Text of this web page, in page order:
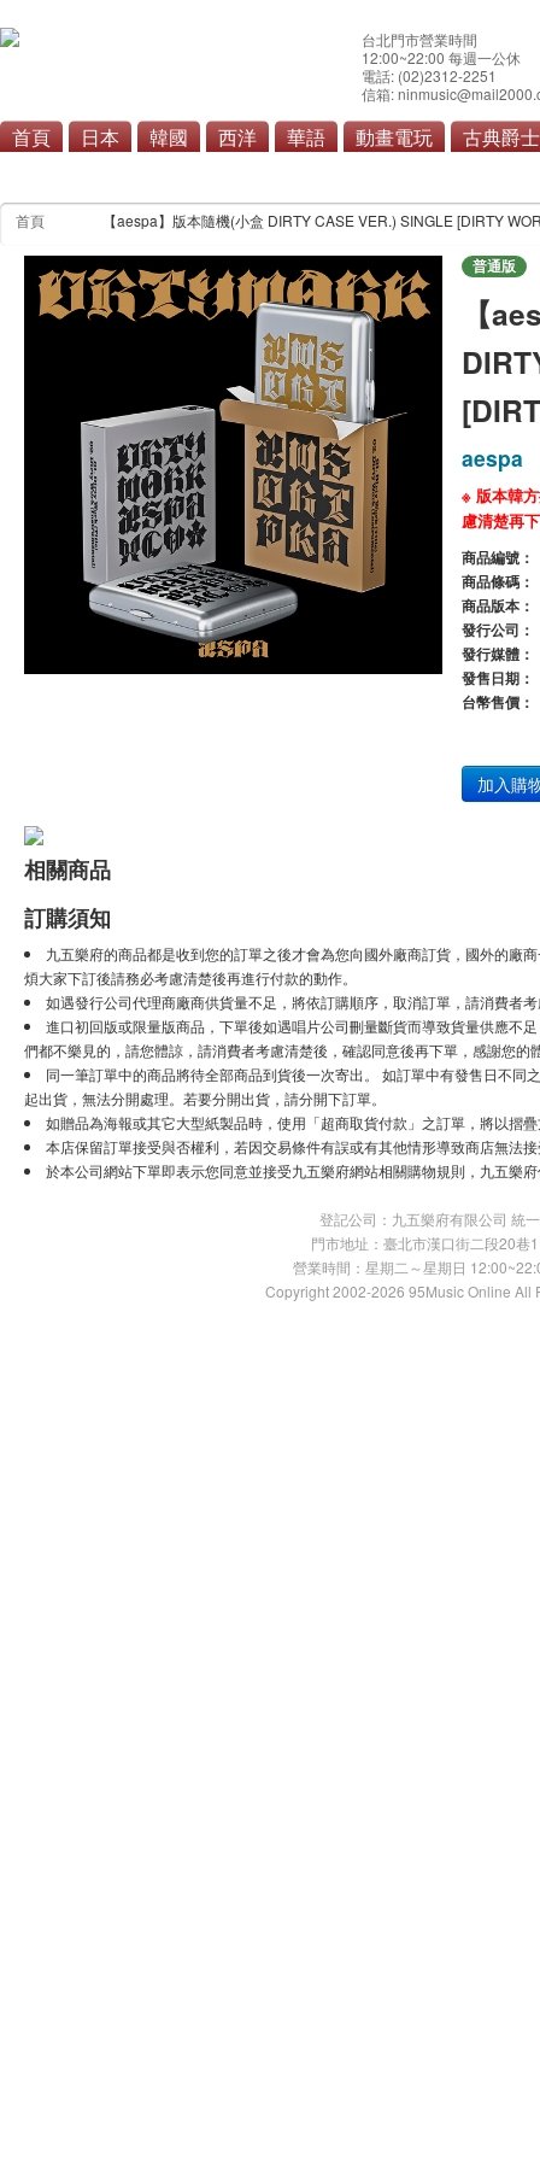
台北門市營業時間
12:00~22:00 每週一公休
電話: (02)2312-2251
信箱:
首頁 日本 韓國 西洋 華語 動畫電玩 古典爵士
首頁 【aespa】版本隨機(小盒 DIRTY CASE VER.) SINGLE [DIRTY
普通版
【
aespa
※ 版本韓
慮清楚再
商品編號：
商品條碼：
商品版本：
發行公司：
發行媒體：
發售日期：
台幣售價：
加入購
相關商品
訂購須知
九五樂府的商品都是收到您的訂單之後才會為您向國外廠商訂貨，國外的廠
煩大家下訂後請務必考慮清楚後再進行付款的動作。
如遇發行公司代理商廠商供貨量不足，將依訂購順序，取消訂單，請消費者
進口初回版或限量版商品，下單後如遇唱片公司刪量斷貨而導致貨量供應不
們都不樂見的，請您體諒，請消費者考慮清楚後，確認同意後再下單，感謝您的
同一筆訂單中的商品將待全部商品到貨後一次寄出。 如訂單中有發售日不同
起出貨，無法分開處理。若要分開出貨，請分開下訂單。
如贈品為海報或其它大型紙製品時，使用「超商取貨付款」之訂單，將以摺
本店保留訂單接受與否權利，若因交易條件有誤或有其他情形導致商店無法
於本公司網站下單即表示您同意並接受九五樂府網站相關購物規則，九五樂
登記公司：九五樂府有限公司 統
門市地址：臺北市漢口街二段20
營業時間：星期二～星期日
Copyright 2002-2026 95Music Online All